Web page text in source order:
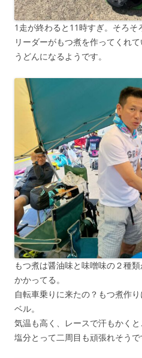
1走が終わると11時すぎ。そろそ
リーダーがもつ煮を作ってくれ
うどんになるようです。
もつ煮は醤油味と味噌味の２種
かかってる。
自転車乗りに来たの？もつ煮作
ベル。
気温も高く、レースで汗もかく
塩分とって二周目も頑張れそうで